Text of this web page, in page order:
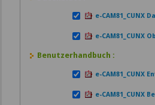
e-CAM81_CUNX
e-CAM81_CUNX
Benutzerhandbuch :
e-CAM81_CUNX
e-CAM81_CUNX